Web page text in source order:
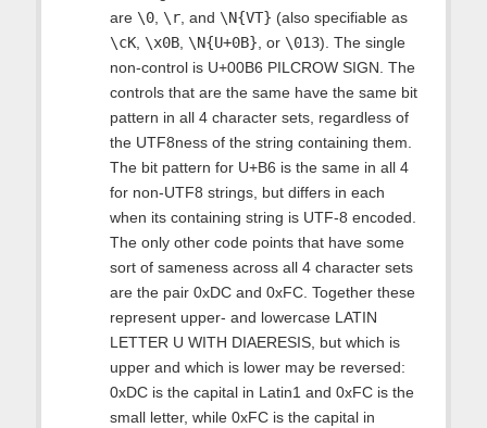
are \0, \r, and \N{VT} (also specifiable as
\cK, \x0B, \N{U+0B}, or \013). The single
non-control is U+00B6 PILCROW SIGN. The
controls that are the same have the same bit
pattern in all 4 character sets, regardless of
the UTF8ness of the string containing them.
The bit pattern for U+B6 is the same in all 4
for non-UTF8 strings, but differs in each
when its containing string is UTF-8 encoded.
The only other code points that have some
sort of sameness across all 4 character sets
are the pair 0xDC and 0xFC. Together these
represent upper- and lowercase LATIN
LETTER U WITH DIAERESIS, but which is
upper and which is lower may be reversed:
0xDC is the capital in Latin1 and 0xFC is the
small letter, while 0xFC is the capital in